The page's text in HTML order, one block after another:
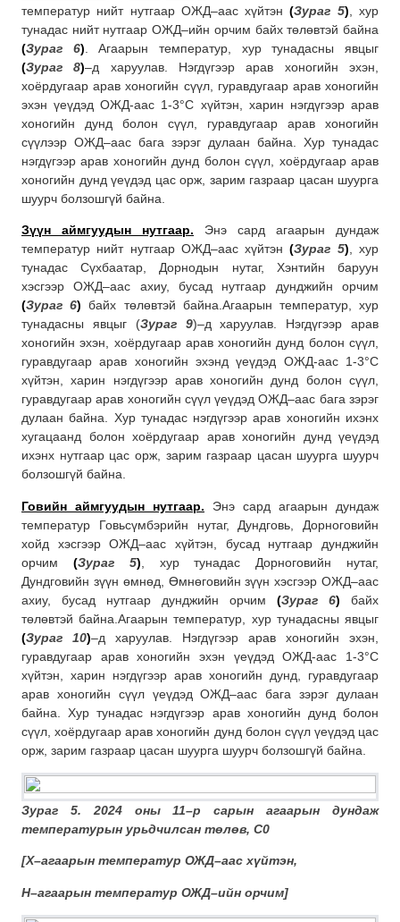
температур нийт нутгаар ОЖД–аас хүйтэн(Зураг 5) , хур
тунадас нийт нутгаар ОЖД–ийн орчим байх төлөвтэй байна
(Зураг 6) . Агаарын температур, хур тунадасны явцыг
(Зураг 8)–д харуулав. Нэгдүгээр арав хоногийн эхэн,
хоёрдугаар арав хоногийн сүүл, гуравдугаар арав хоногийн
эхэн үеүдэд ОЖД-аас 1-3°С хүйтэн, харин нэгдүгээр арав
хоногийн дунд болон сүүл, гуравдугаар арав хоногийн
сүүлээр ОЖД–аас бага зэрэг дулаан байна. Хур тунадас
нэгдүгээр арав хоногийн дунд болон сүүл, хоёрдугаар арав
хоногийн дунд үеүдэд цас орж, зарим газраар цасан шуурга
шуурч болзошгүй байна.
Зүүн аймгуудын нутгаар. Энэ сард агаарын дундаж
температур нийт нутгаар ОЖД–аас хүйтэн(Зураг 5), хур
тунадас Сүхбаатар, Дорнодын нутаг, Хэнтийн баруун
хэсгээр ОЖД–аас ахиу, бусад нутгаар дунджийн орчим
(Зураг 6)байх төлөвтэй байна.Агаарын температур, хур
тунадасны явцыг (Зураг 9)–д харуулав. Нэгдүгээр арав
хоногийн эхэн, хоёрдугаар арав хоногийн дунд болон сүүл,
гуравдугаар арав хоногийн эхэнд үеүдэд ОЖД-аас 1-3°С
хүйтэн, харин нэгдүгээр арав хоногийн дунд болон сүүл,
гуравдугаар арав хоногийн сүүл үеүдэд ОЖД–аас бага зэрэг
дулаан байна. Хур тунадас нэгдүгээр арав хоногийн ихэнх
хугацаанд болон хоёрдугаар арав хоногийн дунд үеүдэд
ихэнх нутгаар цас орж, зарим газраар цасан шуурга шуурч
болзошгүй байна.
Говийн аймгуудын нутгаар. Энэ сард агаарын дундаж
температур Говьсүмбэрийн нутаг, Дундговь, Дорноговийн
хойд хэсгээр ОЖД–аас хүйтэн, бусад нутгаар дунджийн
орчим (Зураг 5) , хур тунадас Дорноговийн нутаг,
Дундговийн зүүн өмнөд, Өмнөговийн зүүн хэсгээр ОЖД–аас
ахиу, бусад нутгаар дунджийн орчим (Зураг 6) байх
төлөвтэй байна.Агаарын температур, хур тунадасны явцыг
(Зураг 10)–д харуулав. Нэгдүгээр арав хоногийн эхэн,
гуравдугаар арав хоногийн эхэн үеүдэд ОЖД-аас 1-3°С
хүйтэн, харин нэгдүгээр арав хоногийн дунд, гуравдугаар
арав хоногийн сүүл үеүдэд ОЖД–аас бага зэрэг дулаан
байна. Хур тунадас нэгдүгээр арав хоногийн дунд болон
сүүл, хоёрдугаар арав хоногийн дунд болон сүүл үеүдэд цас
орж, зарим газраар цасан шуурга шуурч болзошгүй байна.
Зураг 5. 2024 оны 11–р сарын агаарын дундаж
температурын урьдчилсан төлөв, С0
[Х–агаарын температур ОЖД–аас хүйтэн,
Н–агаарын температур ОЖД–ийн орчим]